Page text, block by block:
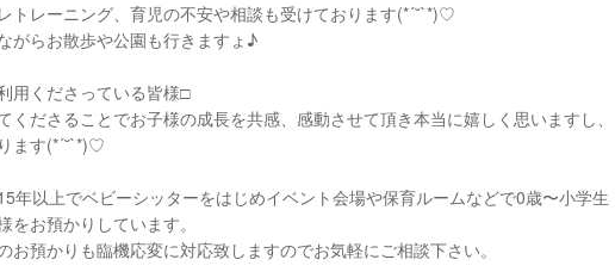
トレーニング、育児の不安や相談も受けております(*´˘`*)♡
がらお散歩や公園も行きますょ♪
用くださっている皆様□︎
くださることでお子様の成長を共感、感動させて頂き本当に嬉しく思いますし、
ます(*´˘`*)♡
年以上でベビーシッターをはじめイベント会場や保育ルームなどで0歳〜小学生
をお預かりしています。
お預かりも臨機応変に対応致しますのでお気軽にご相談下さい。